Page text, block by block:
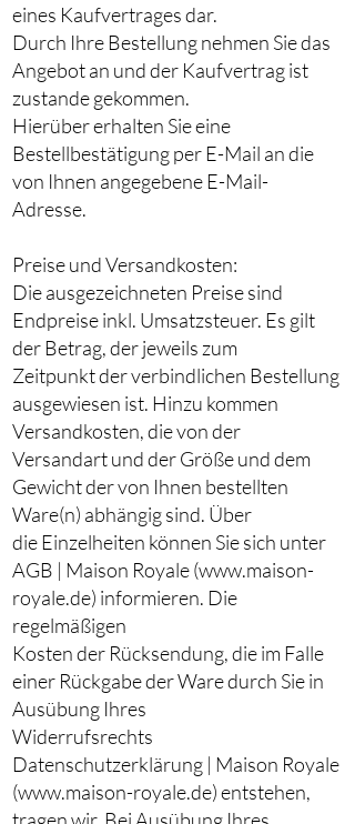
eines Kaufvertrages dar.
Durch Ihre Bestellung nehmen Sie das
Angebot an und der Kaufvertrag ist
zustande gekommen.
Hierüber erhalten Sie eine
Bestellbestätigung per E-Mail an die
von Ihnen angegebene E-Mail-
Adresse.
Preise und Versandkosten:
Die ausgezeichneten Preise sind
Endpreise inkl. Umsatzsteuer. Es gilt
der Betrag, der jeweils zum
Zeitpunkt der verbindlichen Bestellung
ausgewiesen ist. Hinzu kommen
Versandkosten, die von der
Versandart und der Größe und dem
Gewicht der von Ihnen bestellten
Ware(n) abhängig sind. Über
die Einzelheiten können Sie sich unter
AGB | Maison Royale (www.maison-
royale.de) informieren. Die
regelmäßigen
Kosten der Rücksendung, die im Falle
einer Rückgabe der Ware durch Sie in
Ausübung Ihres
Widerrufsrechts
Datenschutzerklärung | Maison Royale
(www.maison-royale.de) entstehen,
tragen wir. Bei Ausübung Ihres